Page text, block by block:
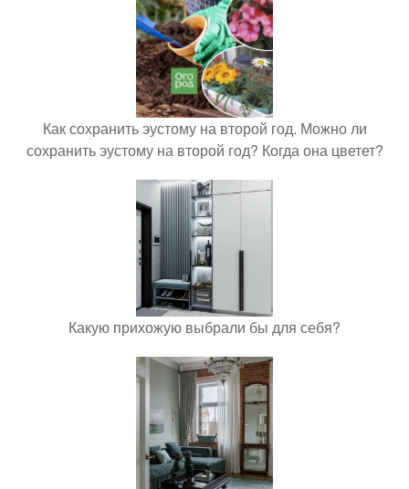
Как сохранить эустому на второй год. Можно ли
сохранить эустому на второй год? Когда она цветет?
Какую прихожую выбрали бы для себя?